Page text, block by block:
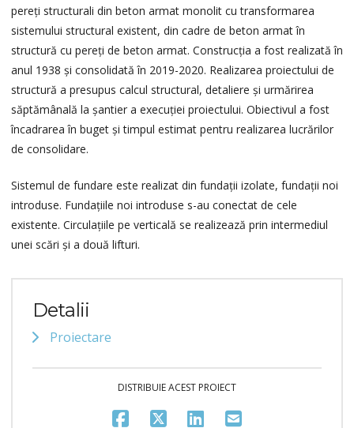
pereți structurali din beton armat monolit cu transformarea
sistemului structural existent, din cadre de beton armat în
structură cu pereți de beton armat. Construcția a fost realizată în
anul 1938 și consolidată în 2019-2020. Realizarea proiectului de
structură a presupus calcul structural, detaliere și urmărirea
săptămânală la șantier a execuției proiectului. Obiectivul a fost
încadrarea în buget și timpul estimat pentru realizarea lucrărilor
de consolidare.
Sistemul de fundare este realizat din fundații izolate, fundații noi
introduse. Fundațiile noi introduse s-au conectat de cele
existente. Circulațiile pe verticală se realizează prin intermediul
unei scări și a două lifturi.
Detalii
Proiectare
DISTRIBUIE ACEST PROIECT